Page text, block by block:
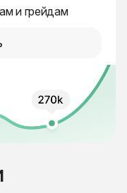
и грейдам